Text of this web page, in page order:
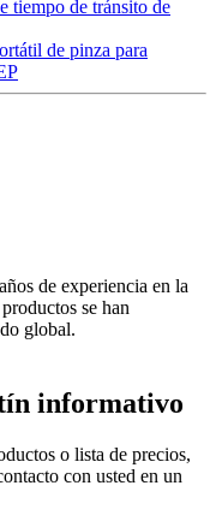
tiempo de tránsito de
de pinza para
de experiencia en la
se han
global.
informativo
o lista de precios,
con usted en un